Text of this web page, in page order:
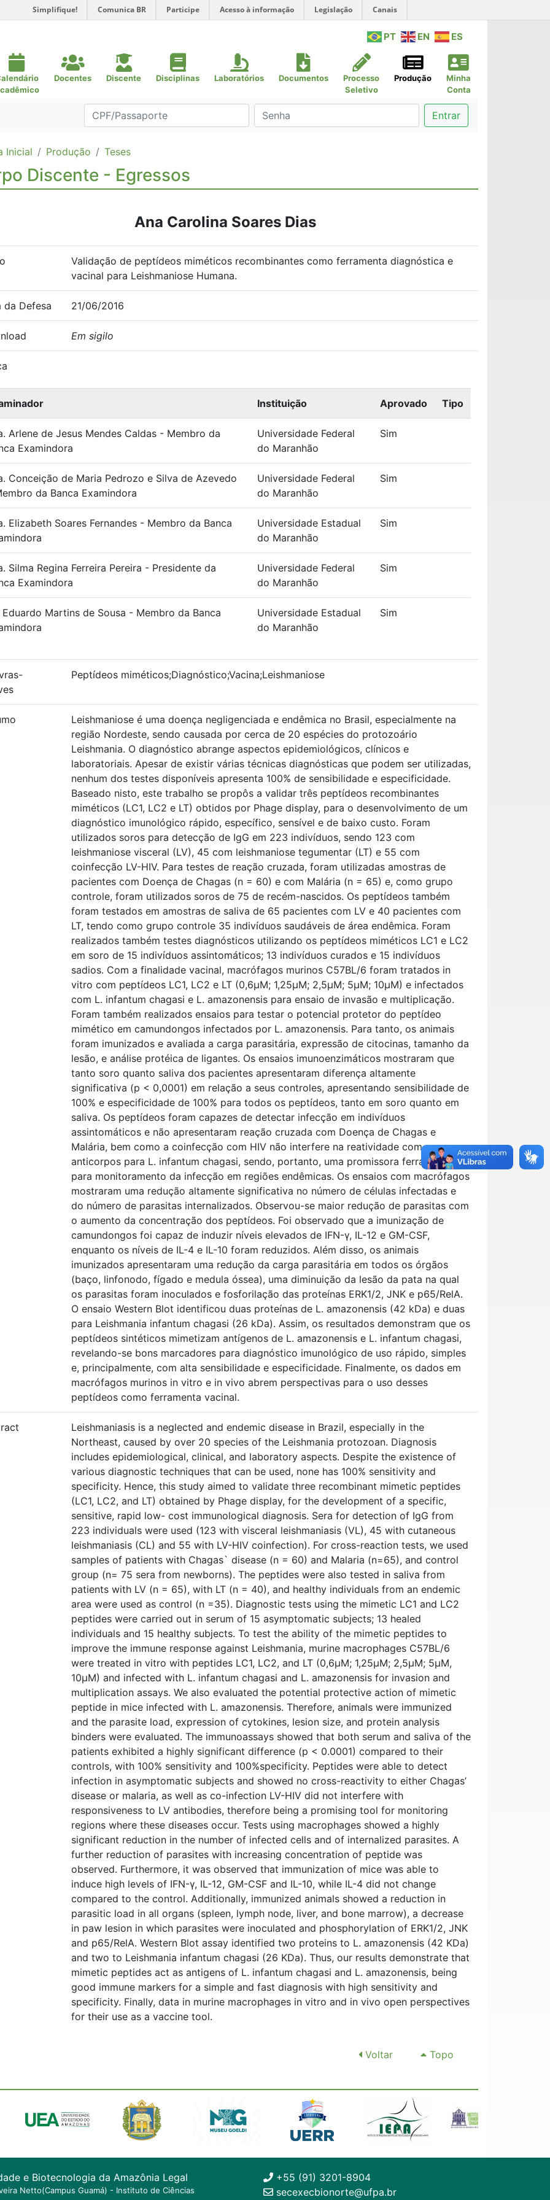
Simplifique! Comunica BR Participe Acesso à informação Legislação Canais
PT EN ES
Docentes Discente Disciplinas Laboratórios Documentos
Processo
Seletivo
Produção
Minha
Conta
Entrar
Inicial Produção Teses
Discente - Egressos
Ana Carolina Soares Dias
Validação de peptídeos miméticos recombinantes como ferramenta diagnóstica e
vacinal para Leishmaniose Humana.
da Defesa 21/06/2016
Em sigilo
Instituição Aprovado Tipo
Arlene de Jesus Mendes Caldas - Membro da
Examindora
Universidade Federal
do Maranhão
Sim
Conceição de Maria Pedrozo e Silva de Azevedo
da Banca Examindora
Universidade Federal
do Maranhão
Sim
Elizabeth Soares Fernandes - Membro da Banca
Universidade Estadual
do Maranhão
Sim
Silma Regina Ferreira Pereira - Presidente da
Examindora
Universidade Federal
do Maranhão
Sim
Eduardo Martins de Sousa - Membro da Banca
Universidade Estadual
do Maranhão
Sim
Peptídeos miméticos;Diagnóstico;Vacina;Leishmaniose
Leishmaniose é uma doença negligenciada e endêmica no Brasil, especialmente na
região Nordeste, sendo causada por cerca de 20 espécies do protozoário
Leishmania. O diagnóstico abrange aspectos epidemiológicos, clínicos e
laboratoriais. Apesar de existir várias técnicas diagnósticas que podem ser utilizadas,
nenhum dos testes disponíveis apresenta 100% de sensibilidade e especificidade.
Baseado nisto, este trabalho se propôs a validar três peptídeos recombinantes
miméticos (LC1, LC2 e LT) obtidos por Phage display, para o desenvolvimento de um
diagnóstico imunológico rápido, específico, sensível e de baixo custo. Foram
utilizados soros para detecção de IgG em 223 indivíduos, sendo 123 com
leishmaniose visceral (LV), 45 com leishmaniose tegumentar (LT) e 55 com
coinfecção LV-HIV. Para testes de reação cruzada, foram utilizadas amostras de
pacientes com Doença de Chagas (n = 60) e com Malária (n = 65) e, como grupo
controle, foram utilizados soros de 75 de recém-nascidos. Os peptídeos também
foram testados em amostras de saliva de 65 pacientes com LV e 40 pacientes com
LT, tendo como grupo controle 35 indivíduos saudáveis de área endêmica. Foram
realizados também testes diagnósticos utilizando os peptídeos miméticos LC1 e LC2
em soro de 15 indivíduos assintomáticos; 13 indivíduos curados e 15 indivíduos
sadios. Com a finalidade vacinal, macrófagos murinos C57BL/6 foram tratados in
vitro com peptídeos LC1, LC2 e LT (0,6μM; 1,25μM; 2,5μM; 5μM; 10μM) e infectados
com L. infantum chagasi e L. amazonensis para ensaio de invasão e multiplicação.
Foram também realizados ensaios para testar o potencial protetor do peptídeo
mimético em camundongos infectados por L. amazonensis. Para tanto, os animais
foram imunizados e avaliada a carga parasitária, expressão de citocinas, tamanho da
lesão, e análise protéica de ligantes. Os ensaios imunoenzimáticos mostraram que
tanto soro quanto saliva dos pacientes apresentaram diferença altamente
significativa (p < 0,0001) em relação a seus controles, apresentando sensibilidade de
100% e especificidade de 100% para todos os peptídeos, tanto em soro quanto em
saliva. Os peptídeos foram capazes de detectar infecção em indivíduos
assintomáticos e não apresentaram reação cruzada com Doença de Chagas e
Malária, bem como a coinfecção com HIV não interfere na reatividade com os
anticorpos para L. infantum chagasi, sendo, portanto, uma promissora ferramenta
para monitoramento da infecção em regiões endêmicas. Os ensaios com macrófagos
mostraram uma redução altamente significativa no número de células infectadas e
do número de parasitas internalizados. Observou-se maior redução de parasitas com
o aumento da concentração dos peptídeos. Foi observado que a imunização de
camundongos foi capaz de induzir níveis elevados de IFN-γ, IL-12 e GM-CSF,
enquanto os níveis de IL-4 e IL-10 foram reduzidos. Além disso, os animais
imunizados apresentaram uma redução da carga parasitária em todos os órgãos
(baço, linfonodo, fígado e medula óssea), uma diminuição da lesão da pata na qual
os parasitas foram inoculados e fosforilação das proteínas ERK1/2, JNK e p65/RelA.
O ensaio Western Blot identificou duas proteínas de L. amazonensis (42 kDa) e duas
para Leishmania infantum chagasi (26 kDa). Assim, os resultados demonstram que os
peptídeos sintéticos mimetizam antígenos de L. amazonensis e L. infantum chagasi,
revelando-se bons marcadores para diagnóstico imunológico de uso rápido, simples
e, principalmente, com alta sensibilidade e especificidade. Finalmente, os dados em
macrófagos murinos in vitro e in vivo abrem perspectivas para o uso desses
peptídeos como ferramenta vacinal.
Leishmaniasis is a neglected and endemic disease in Brazil, especially in the
Northeast, caused by over 20 species of the Leishmania protozoan. Diagnosis
includes epidemiological, clinical, and laboratory aspects. Despite the existence of
various diagnostic techniques that can be used, none has 100% sensitivity and
specificity. Hence, this study aimed to validate three recombinant mimetic peptides
(LC1, LC2, and LT) obtained by Phage display, for the development of a specific,
sensitive, rapid low- cost immunological diagnosis. Sera for detection of IgG from
223 individuals were used (123 with visceral leishmaniasis (VL), 45 with cutaneous
leishmaniasis (CL) and 55 with LV-HIV coinfection). For cross-reaction tests, we used
samples of patients with Chagas` disease (n = 60) and Malaria (n=65), and control
group (n= 75 sera from newborns). The peptides were also tested in saliva from
patients with LV (n = 65), with LT (n = 40), and healthy individuals from an endemic
area were used as control (n =35). Diagnostic tests using the mimetic LC1 and LC2
peptides were carried out in serum of 15 asymptomatic subjects; 13 healed
individuals and 15 healthy subjects. To test the ability of the mimetic peptides to
improve the immune response against Leishmania, murine macrophages C57BL/6
were treated in vitro with peptides LC1, LC2, and LT (0,6μM; 1,25μM; 2,5μM; 5μM,
10μM) and infected with L. infantum chagasi and L. amazonensis for invasion and
multiplication assays. We also evaluated the potential protective action of mimetic
peptide in mice infected with L. amazonensis. Therefore, animals were immunized
and the parasite load, expression of cytokines, lesion size, and protein analysis
binders were evaluated. The immunoassays showed that both serum and saliva of the
patients exhibited a highly significant difference (p < 0.0001) compared to their
controls, with 100% sensitivity and 100%specificity. Peptides were able to detect
infection in asymptomatic subjects and showed no cross-reactivity to either Chagas’
disease or malaria, as well as co-infection LV-HIV did not interfere with
responsiveness to LV antibodies, therefore being a promising tool for monitoring
regions where these diseases occur. Tests using macrophages showed a highly
significant reduction in the number of infected cells and of internalized parasites. A
further reduction of parasites with increasing concentration of peptide was
observed. Furthermore, it was observed that immunization of mice was able to
induce high levels of IFN-γ, IL-12, GM-CSF and IL-10, while IL-4 did not change
compared to the control. Additionally, immunized animals showed a reduction in
parasitic load in all organs (spleen, lymph node, liver, and bone marrow), a decrease
in paw lesion in which parasites were inoculated and phosphorylation of ERK1/2, JNK
and p65/RelA. Western Blot assay identified two proteins to L. amazonensis (42 KDa)
and two to Leishmania infantum chagasi (26 KDa). Thus, our results demonstrate that
mimetic peptides act as antigens of L. infantum chagasi and L. amazonensis, being
good immune markers for a simple and fast diagnosis with high sensitivity and
specificity. Finally, data in murine macrophages in vitro and in vivo open perspectives
for their use as a vaccine tool.
Voltar Topo
e Biotecnologia da Amazônia Legal
Netto(Campus Guamá) - Instituto de Ciências
+55 (91) 3201-8904
secexecbionorte@ufpa.br